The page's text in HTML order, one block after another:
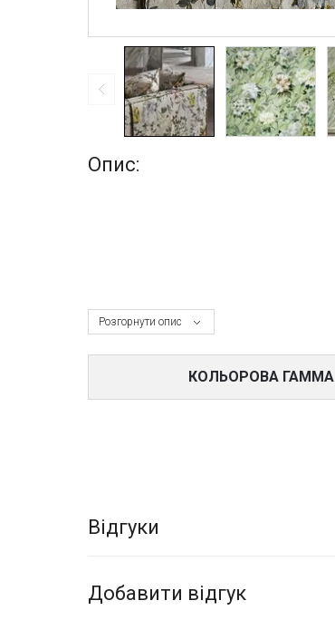
Розгорнути опис
Опис:
КОЛЬОРОВА ГАММА
Відгуки
Добавити відгук